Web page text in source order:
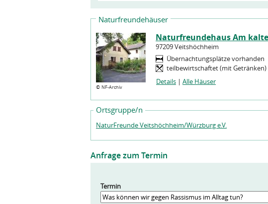
Naturfreundehäuser
© NF-Archiv
Naturfreundehaus Am
97209 Veitshöchheim
Übernachtungsplätze vorhanden
teilbewirtschaftet (mit Getränken)
Details | Alle Häuser
Ortsgruppe/n
NaturFreunde Veitshöchheim/Würzburg e.V.
Anfrage zum Termin
Termin